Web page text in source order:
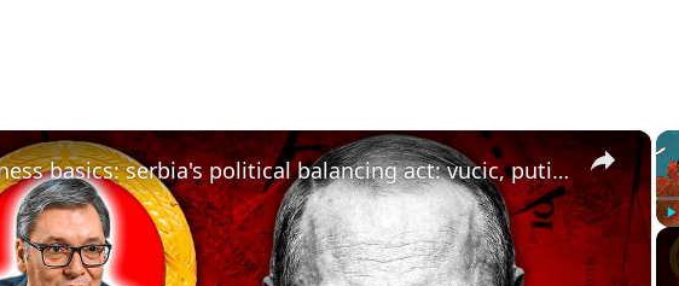
×
business basics: serbia's political balancing act: vucic, putin, and the eu